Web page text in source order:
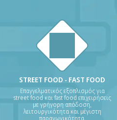
STREET FOOD - FAST FOOD
Επαγγελματικός εξοπλισμός για
street food και fast food επιχειρήσεις
με γρήγορη απόδοση,
λειτουργικότητα και μέγιστη
παραγωγικότητα.